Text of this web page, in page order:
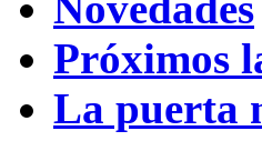
Próximos
La puerta